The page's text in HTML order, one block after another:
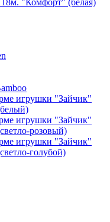
"Комфорт" (белая)
игрушки "Зайчик"
игрушки "Зайчик"
розовый)
игрушки "Зайчик"
голубой)